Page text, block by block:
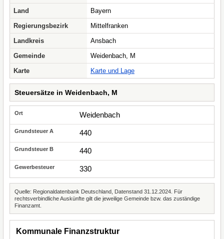
Land
Bayern
Regierungsbezirk
Mittelfranken
Landkreis
Ansbach
Gemeinde
Weidenbach, M
Karte
Karte und Lage
Steuersätze in Weidenbach, M
Weidenbach
440
440
330
Quelle: Regionaldatenbank Deutschland, Datenstand 31.12.2024. Für
rechtsverbindliche Auskünfte gilt die jeweilige Gemeinde bzw. das zuständige
Finanzamt.
Kommunale Finanzstruktur